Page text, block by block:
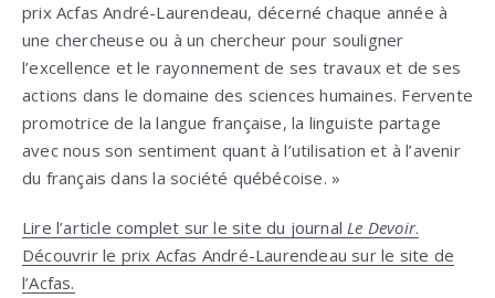
prix Acfas André-Laurendeau, décerné chaque année à
une chercheuse ou à un chercheur pour souligner
l’excellence et le rayonnement de ses travaux et de ses
actions dans le domaine des sciences humaines. Fervente
promotrice de la langue française, la linguiste partage
avec nous son sentiment quant à l’utilisation et à l’avenir
du français dans la société québécoise. »
Lire l’article complet sur le site du journalLe Devoir.
Découvrir le prix Acfas André-Laurendeau sur le site de
l’Acfas.